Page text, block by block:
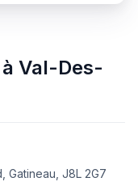
à Val-Des-
Gatineau, J8L 2G7